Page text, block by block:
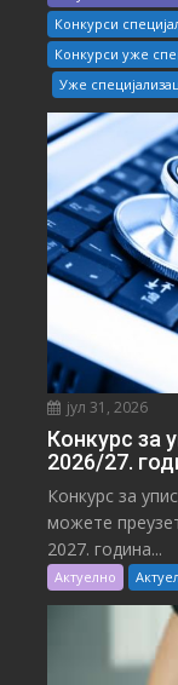
Конкурси
Конкурси уже
Уже
јул 31, 2026
Конкурс за
2026/27.
Конкурс за
можете
2027. година...
Актуелно